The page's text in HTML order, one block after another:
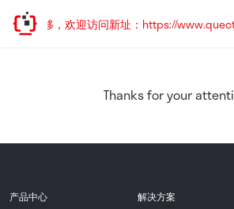
址已迁移，欢迎访问新址：https://
Thanks for your
产品中心 解决方案